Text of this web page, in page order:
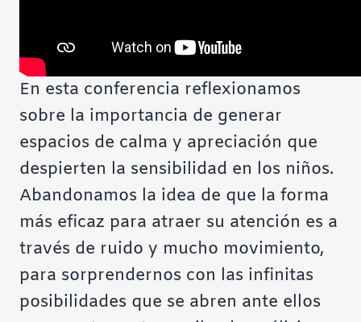
En esta conferencia reflexionamos
sobre la importancia de generar
espacios de calma y apreciación que
despierten la sensibilidad en los niños.
Abandonamos la idea de que la forma
más eficaz para atraer su atención es a
través de ruido y mucho movimiento,
para sorprendernos con las infinitas
posibilidades que se abren ante ellos